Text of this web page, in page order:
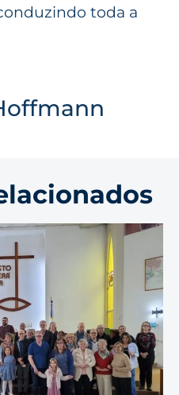
toda a